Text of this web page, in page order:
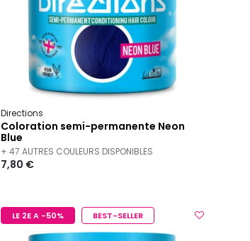
Directions
Coloration semi-permanente Neon
Blue
+ 47 AUTRES COULEURS DISPONIBLES
7,80 €
LE 2E A -50% BEST-SELLER